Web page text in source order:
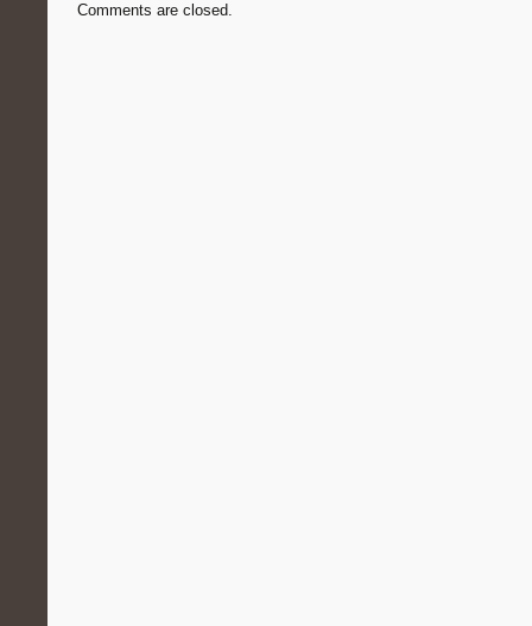
Comments are closed.